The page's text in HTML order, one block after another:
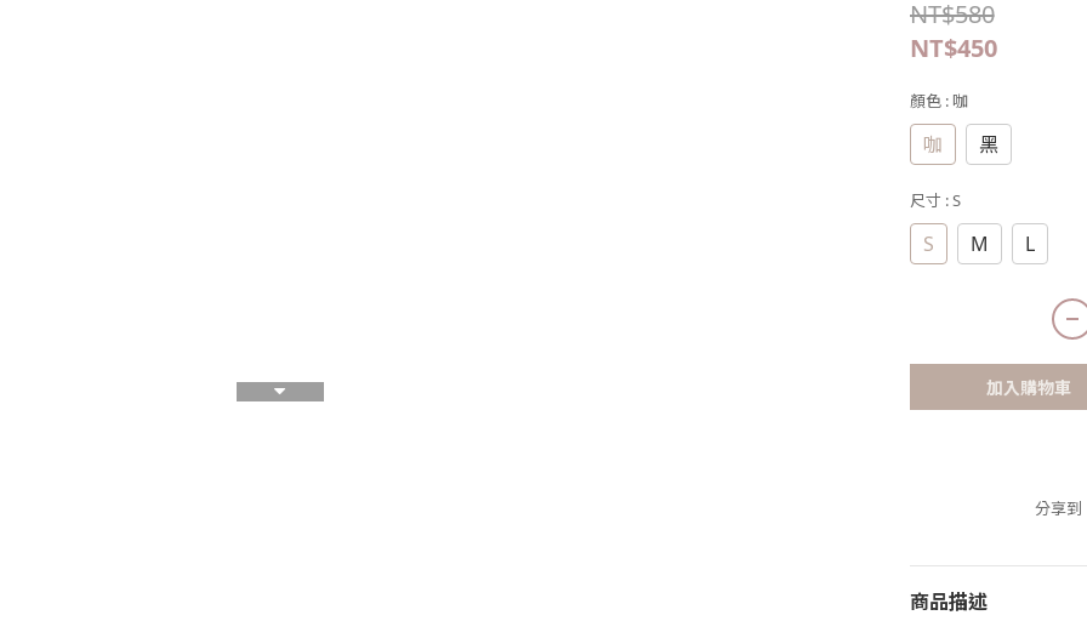
NT$580
NT$450
顏色 : 咖
咖 黑
尺寸 : S
S M L
加入購物車
分享到
商品描述